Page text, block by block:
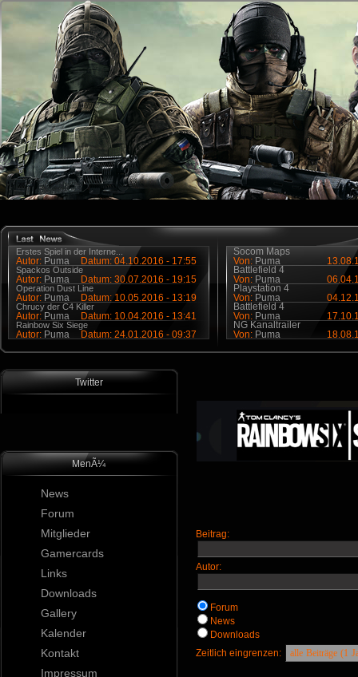
Erstes Spiel in der Interne...
Autor: Puma Datum: 04.10.2016 - 17:55
Spackos Outside
Autor: Puma Datum: 30.07.2016 - 19:15
Operation Dust Line
Autor: Puma Datum: 10.05.2016 - 13:19
Chrucy der C4 Killer
Autor: Puma Datum: 10.04.2016 - 13:41
Rainbow Six Siege
Autor: Puma Datum: 24.01.2016 - 09:37
Socom Maps
Von: Puma
Battlefield 4
Von: Puma
Playstation 4
Von: Puma
Battlefield 4
Von: Puma
NG Kanaltrailer
Von: Puma
Twitter
MenÃ¼
News
Forum
Mitglieder
Gamercards
Links
Downloads
Gallery
Kalender
Kontakt
Impressum
Beitrag:
Autor:
Forum
News
Downloads
Zeitlich eingrenzen: